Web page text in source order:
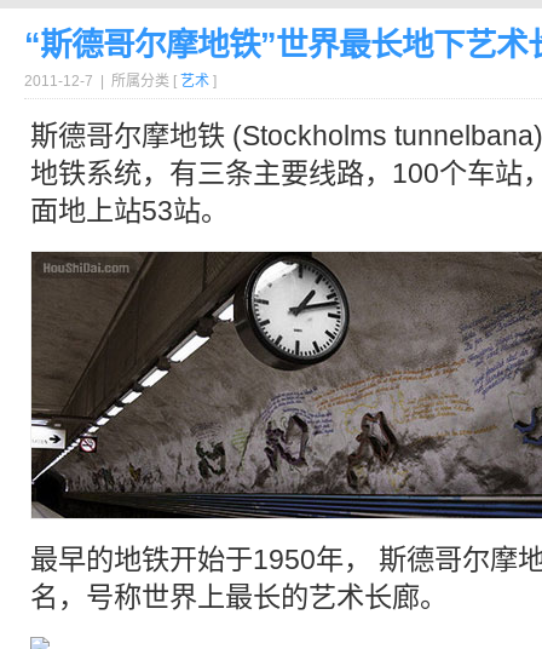
“斯德哥尔摩地铁”世界最长地下艺术
2011-12-7 | 所属分类 [ 艺术 ]
斯德哥尔摩地铁 (Stockholms
地铁系统，有三条主要线路，100个车站
面地上站53站。
最早的地铁开始于1950年， 斯德哥尔摩
名，号称世界上最长的艺术长廊。